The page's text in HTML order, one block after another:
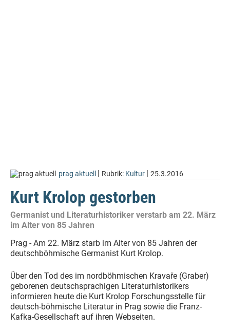
prag aktuell | Rubrik: Kultur | 25.3.2016
Kurt Krolop gestorben
Germanist und Literaturhistoriker verstarb am 22. März
im Alter von 85 Jahren
Prag - Am 22. März starb im Alter von 85 Jahren der
deutschböhmische Germanist Kurt Krolop.
Über den Tod des im nordböhmischen Kravaře (Graber)
geborenen deutschsprachigen Literaturhistorikers
informieren heute die Kurt Krolop Forschungsstelle für
deutsch-böhmische Literatur in Prag sowie die Franz-
Kafka-Gesellschaft auf ihren Webseiten.